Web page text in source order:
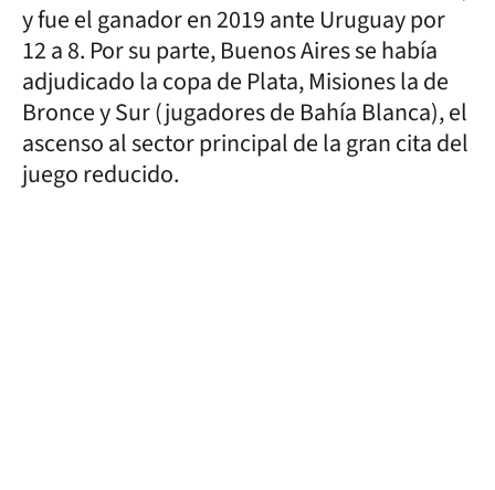
y fue el ganador en 2019 ante Uruguay por
12 a 8. Por su parte, Buenos Aires se había
adjudicado la copa de Plata, Misiones la de
Bronce y Sur (jugadores de Bahía Blanca), el
ascenso al sector principal de la gran cita del
juego reducido.